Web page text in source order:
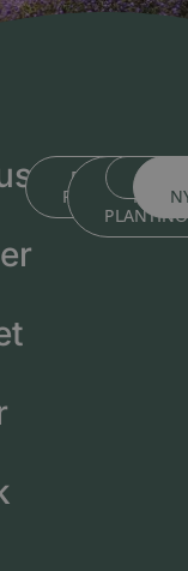
BLI KJENT MED
BLI
MED